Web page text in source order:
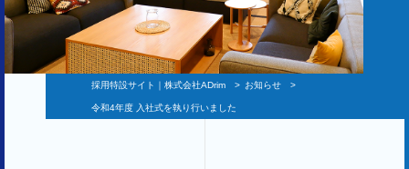
採用特設サイト｜株式会社ADrim > お知らせ >
令和4年度 入社式を執り行いました